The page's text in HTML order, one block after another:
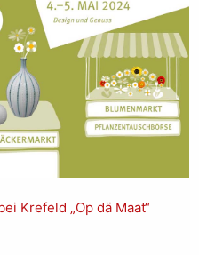
Krefeld „Op dä Maat“